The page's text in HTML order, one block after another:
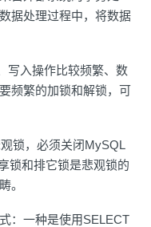
据处理过程中，将数据
入操作比较频繁、数
频繁的加锁和解锁，可
锁，必须关闭MySQL
锁和排它锁是悲观锁的
。
一种是使用SELECT